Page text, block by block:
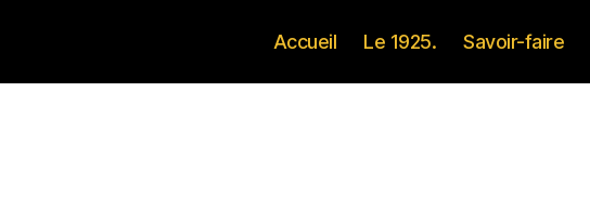
Accueil Le 1925. Savoir-faire